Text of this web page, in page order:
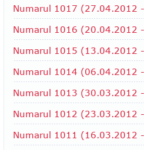
Numarul 1017 (27.04.2012
Numarul 1016 (20.04.2012
Numarul 1015 (13.04.2012
Numarul 1014 (06.04.2012
Numarul 1013 (30.03.2012
Numarul 1012 (23.03.2012
Numarul 1011 (16.03.2012